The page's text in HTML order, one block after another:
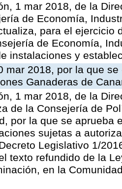
1 mar 2018, de la
de Economía,
para el ejercicio
de Economía,
instalaciones y
mar 2018, por la que
Ganaderas de
1 mar 2018, de la
de la Consejería de
por la que se aprueba
sujetas a
Legislativo 1/
texto refundido de la
en la